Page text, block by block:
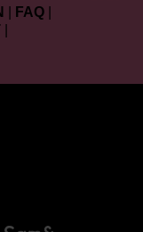
FAQ